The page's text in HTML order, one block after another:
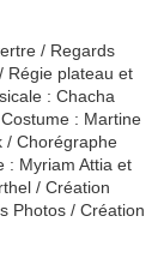
/ Regards
Régie plateau et
: Chacha
: Martine
/ Chorégraphe
: Myriam Attia et
/ Création
Photos / Création